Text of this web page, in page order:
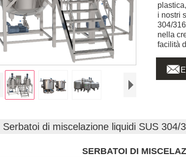
i nostri
304/
nella
facilità

Serbatoi di miscelazione liquidi SUS 304/
SERBATOI DI